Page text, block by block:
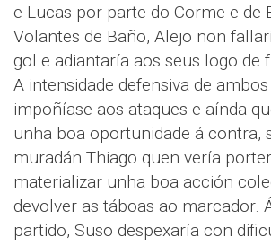
e Lucas por parte do Corme e de
Volantes de Baño, Alejo non
gol e adiantaría aos seus logo de
A intensidade defensiva de
impoñíase aos ataques e aínda
unha boa oportunidade á contra,
muradán Thiago quen vería
materializar unha boa acción
devolver as táboas ao marcador.
partido, Suso despexaría con